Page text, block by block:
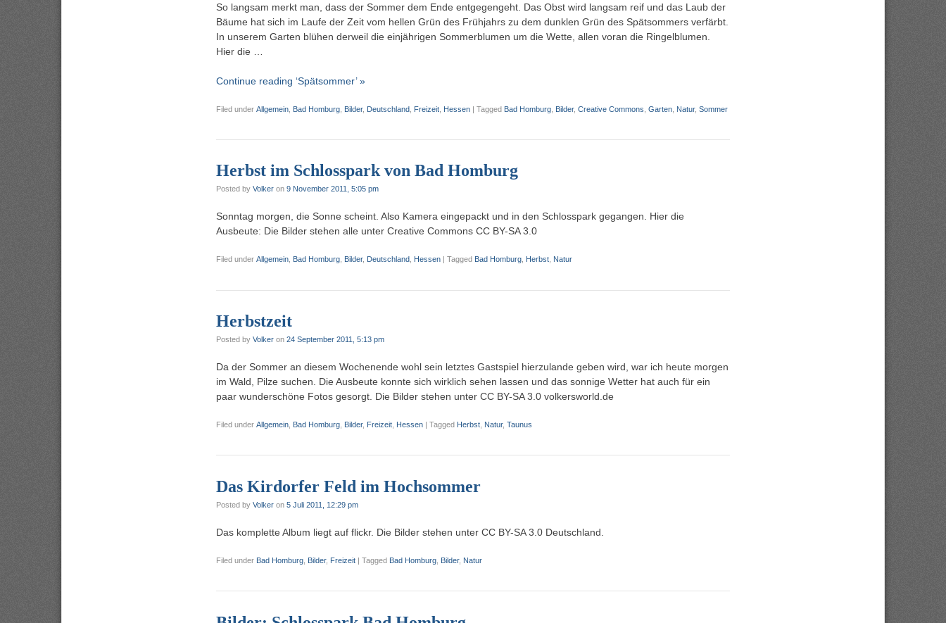
So langsam merkt man, dass der Sommer dem Ende entgegengeht. Das Obst wird langsam reif und das Laub der
Bäume hat sich im Laufe der Zeit vom hellen Grün des Frühjahrs zu dem dunklen Grün des Spätsommers verfärbt.
In unserem Garten blühen derweil die einjährigen Sommerblumen um die Wette, allen voran die Ringelblumen.
Hier die …
Continue reading ‘Spätsommer’ »
Filed under Allgemein Bad Homburg Bilder, Deutschland Freizeit Hessen | Tagged Bad Homburg Bilder, Creative Commons Garten Natur, Sommer
Herbst im Schlosspark von Bad Homburg
Posted by Volker on 9 November 2011, 5:05 pm
Sonntag morgen, die Sonne scheint. Also Kamera eingepackt und in den Schlosspark gegangen. Hier die
Ausbeute: Die Bilder stehen alle unter Creative Commons CC BY-SA 3.0
Filed under Allgemein Bad Homburg Bilder, Deutschland Hessen Tagged Bad Homburg Herbst Natur
Herbstzeit
Posted by Volker on 24 September 2011, 5:13 pm
Da der Sommer an diesem Wochenende wohl sein letztes Gastspiel hierzulande geben wird, war ich heute morgen
im Wald, Pilze suchen. Die Ausbeute konnte sich wirklich sehen lassen und das sonnige Wetter hat auch für ein
paar wunderschöne Fotos gesorgt. Die Bilder stehen unter CC BY-SA 3.0 volkersworld.de
Filed under Allgemein Bad Homburg Bilder, Freizeit Hessen | Tagged Herbst Natur, Taunus
Das Kirdorfer Feld im Hochsommer
Posted by Volker on 5 Juli 2011, 12:29 pm
Das komplette Album liegt auf flickr. Die Bilder stehen unter CC BY-SA 3.0 Deutschland.
Filed under Bad Homburg Bilder, Freizeit | Tagged Bad Homburg Bilder, Natur